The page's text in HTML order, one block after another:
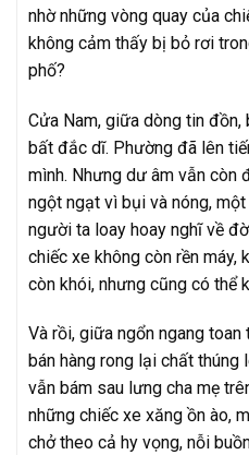
nhờ những vòng quay của
không cảm thấy bị bỏ rơi
phố?
Cửa Nam, giữa dòng tin đồn,
bất đắc dĩ. Phường đã lên
mình. Nhưng dư âm vẫn còn
ngột ngạt vì bụi và nóng,
người ta loay hoay nghĩ về
chiếc xe không còn rền máy,
còn khói, nhưng cũng có thể
Và rồi, giữa ngổn ngang
bán hàng rong lại chất
vẫn bám sau lưng cha mẹ
những chiếc xe xăng ồn ào,
chở theo cả hy vọng, nỗi